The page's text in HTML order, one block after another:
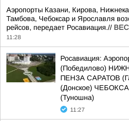
Аэропорты Казани, Кирова,
Тамбова, Чебоксар и Ярославля
рейсов, передает Росавиация.//
11:28
Росавиация:
(Победилово)
ПЕНЗА САРАТОВ
(Донское)
(Туношна)
11:27